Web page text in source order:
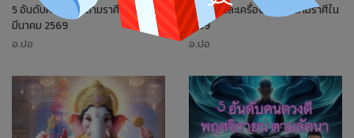
5 อันดับคนดวงดีตามราศี 1-15
มีนาคม 2569
อ.ปอ
อัญมณีและเครื่องประดับตามราศีใน
ปี 69
อ.ปอ